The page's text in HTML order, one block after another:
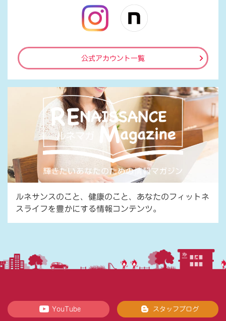
公式アカウント一覧
ルネサンスのこと、健康のこと、あなたのフィットネ
スライフを豊かにする情報コンテンツ。
YouTube スタッフブログ